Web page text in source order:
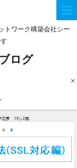
トワーク構築会社シー
ログ